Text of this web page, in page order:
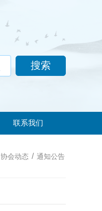
联系我们
协会动态 / 通知公告